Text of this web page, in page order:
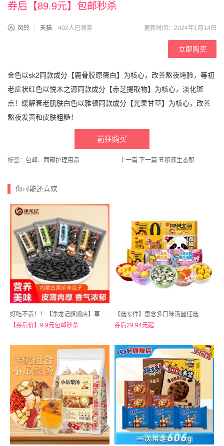
券后【89.9元】包邮秒杀
风铃 天猫 402人已领券 更新时间：2024年1月14日
立即购买
金色以sk2同款成分【鹿骨胶原蛋白】为核心，改善熬夜垮脸，等初
老症状红色以悦木之源同款成分【赤芝提取物】为核心，淡化斑
点！缓解衰老肌肤白色以雅顿同款成分【光果甘草】为核心，改善
熬夜发黄和皮肤粗糙！
前往购买
标签： 包邮、 面部护理用品 上一篇 下一篇: 五粮液生态酿500ml*2瓶，不限量库存w+
你可能还喜欢
好吃不贵！！【净龙记旗舰店】草原黑珍珠葵花籽瓜子25包
【券后价】9.9元包邮秒杀
【选⑥件】思念多口味汤圆任选
券后29.94元起